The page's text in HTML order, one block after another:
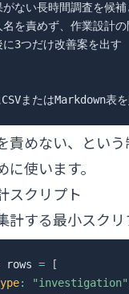
ない長時間調査を候補
を責めず、作業設計の
3つだけ改善案を出す
責めない、とい
に使います。
スクリプト
計する最小スクリ
rows =
[
: "investigation"